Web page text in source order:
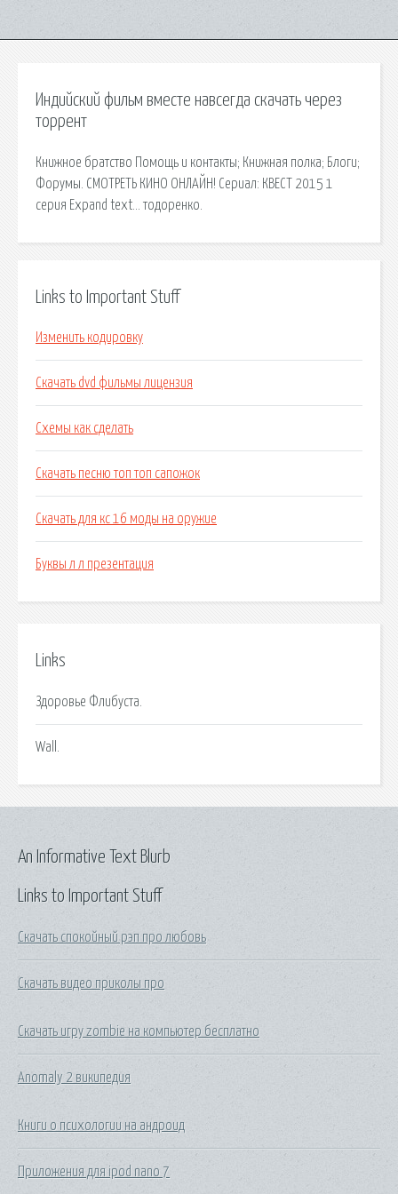
Индийский фильм вместе навсегда скачать через
торрент
Книжное братство Помощь и контакты; Книжная полка; Блоги;
Форумы. СМОТРЕТЬ КИНО ОНЛАЙН! Сериал: КВЕСТ 2015 1
серия Expand text… тодоренко.
Links to Important Stuff
Изменить кодировку
Скачать dvd фильмы лицензия
Схемы как сделать
Скачать песню топ топ сапожок
Скачать для кс 16 моды на оружие
Буквы л л презентация
Links
Здоровье Флибуста.
Wall.
Links to Important Stuff
Скачать спокойный рэп про любовь
Скачать видео приколы про
Скачать игру zombie на компьютер бесплатно
Anomaly 2 википедия
Книги о психологии на андроид
Приложения для ipod nano 7
An Informative Text Blurb